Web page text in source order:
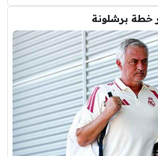
خطة برشلونة